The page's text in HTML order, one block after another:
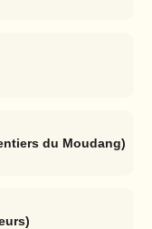
du Moudang)